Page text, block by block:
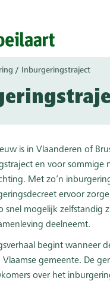
Inburgeringstraject
is in Vlaanderen of
en voor sommige
Met zo’n
ervoor
snel mogelijk zelfstandig
deelneemt.
begint wanneer
Vlaamse gemeente. De
over het